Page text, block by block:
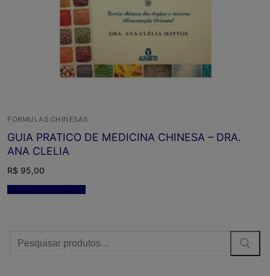
FORMULAS CHINESAS
GUIA PRATICO DE MEDICINA CHINESA – DRA.
ANA CLELIA
R$ 95,00
Procurar: